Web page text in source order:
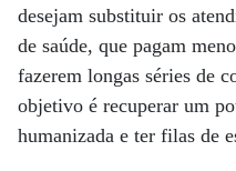
desejam substituir os
de saúde, que pagam
fazerem longas séries de
objetivo é recuperar um
humanizada e ter filas de